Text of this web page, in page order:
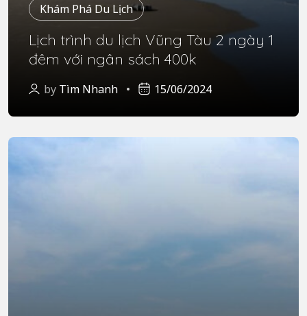
Khám Phá Du Lịch
Lịch trình du lịch Vũng Tàu 2 ngày 1
đêm với ngân sách 400k
by Tìm Nhanh 15/06/2024